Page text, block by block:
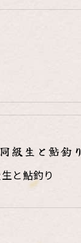
級生と鮎釣り
と鮎釣り